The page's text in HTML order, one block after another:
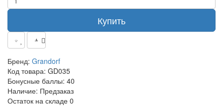
Купить
Бренд: Grandorf
Код товара: GD035
Бонусные баллы: 40
Наличие: Предзаказ
Остаток на складе 0